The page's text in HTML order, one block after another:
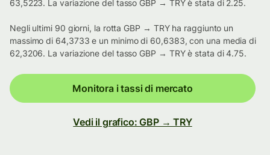
63,5223. La variazione del tasso GBP → TRY è stata di 2.25.
Negli ultimi 90 giorni, la rotta GBP → TRY ha raggiunto un
massimo di 64,3733 e un minimo di 60,6383, con una media di
62,3206. La variazione del tasso GBP → TRY è stata di 4.75.
Monitora i tassi di mercato
Vedi il grafico: GBP → TRY